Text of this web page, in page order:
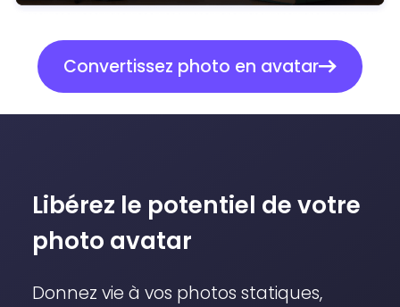
Convertissez photo en avatar
Libérez le potentiel de votre
photo avatar
Donnez vie à vos photos statiques,